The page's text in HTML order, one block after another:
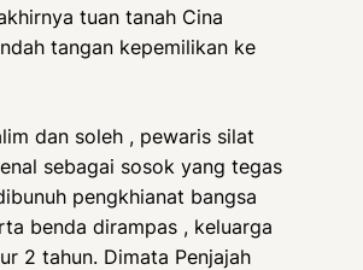
tuan tanah Cina
tangan kepemilikan ke
dan soleh , pewaris silat
sebagai sosok yang tegas
pengkhianat bangsa
benda dirampas , keluarga
2 tahun. Dimata Penjajah